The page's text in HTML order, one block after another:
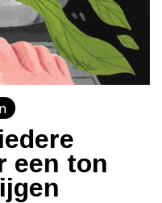
een ton